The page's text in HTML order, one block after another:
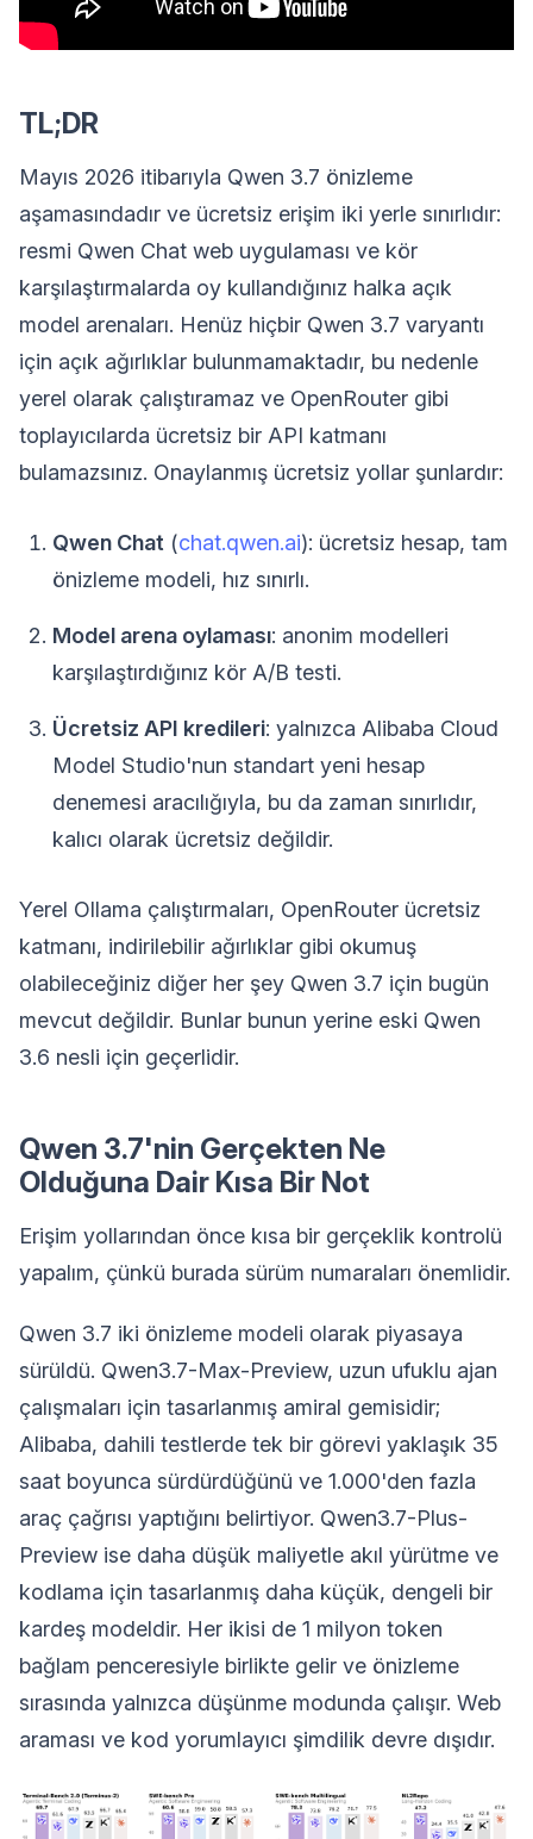
TL;DR
Mayıs 2026 itibarıyla Qwen 3.7 önizleme
aşamasındadır ve ücretsiz erişim iki yerle sınırlıdır:
resmi Qwen Chat web uygulaması ve kör
karşılaştırmalarda oy kullandığınız halka açık
model arenaları. Henüz hiçbir Qwen 3.7 varyantı
için açık ağırlıklar bulunmamaktadır, bu nedenle
yerel olarak çalıştıramaz ve OpenRouter gibi
toplayıcılarda ücretsiz bir API katmanı
bulamazsınız. Onaylanmış ücretsiz yollar şunlardır:
Qwen Chat (chat.qwen.ai): ücretsiz hesap, tam
önizleme modeli, hız sınırlı.
Model arena oylaması: anonim modelleri
karşılaştırdığınız kör A/B testi.
Ücretsiz API kredileri: yalnızca Alibaba Cloud
Model Studio'nun standart yeni hesap
denemesi aracılığıyla, bu da zaman sınırlıdır,
kalıcı olarak ücretsiz değildir.
Yerel Ollama çalıştırmaları, OpenRouter ücretsiz
katmanı, indirilebilir ağırlıklar gibi okumuş
olabileceğiniz diğer her şey Qwen 3.7 için bugün
mevcut değildir. Bunlar bunun yerine eski Qwen
3.6 nesli için geçerlidir.
Qwen 3.7'nin Gerçekten Ne
Olduğuna Dair Kısa Bir Not
Erişim yollarından önce kısa bir gerçeklik kontrolü
yapalım, çünkü burada sürüm numaraları önemlidir.
Qwen 3.7 iki önizleme modeli olarak piyasaya
sürüldü. Qwen3.7-Max-Preview, uzun ufuklu ajan
çalışmaları için tasarlanmış amiral gemisidir;
Alibaba, dahili testlerde tek bir görevi yaklaşık 35
saat boyunca sürdürdüğünü ve 1.000'den fazla
araç çağrısı yaptığını belirtiyor. Qwen3.7-Plus-
Preview ise daha düşük maliyetle akıl yürütme ve
kodlama için tasarlanmış daha küçük, dengeli bir
kardeş modeldir. Her ikisi de 1 milyon token
bağlam penceresiyle birlikte gelir ve önizleme
sırasında yalnızca düşünme modunda çalışır. Web
araması ve kod yorumlayıcı şimdilik devre dışıdır.